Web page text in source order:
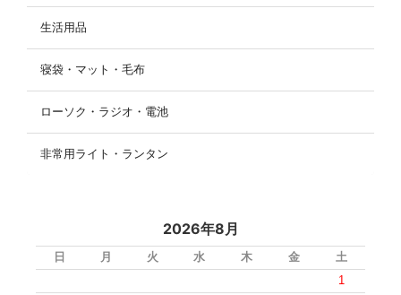
生活用品
寝袋・マット・毛布
ローソク・ラジオ・電池
非常用ライト・ランタン
2026年8月
日 月 火 水 木 金
土
1